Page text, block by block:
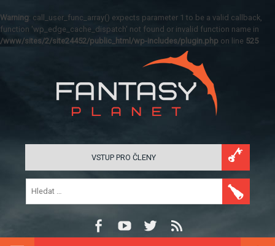
Warning: call_user_func_array() expects parameter 1 to be a valid callback,
function 'wp_edge_cache_dispatch' not found or invalid function name in
/www/sites/2/site24452/public_html/wp-includes/plugin.php on line 525
VSTUP PRO ČLENY